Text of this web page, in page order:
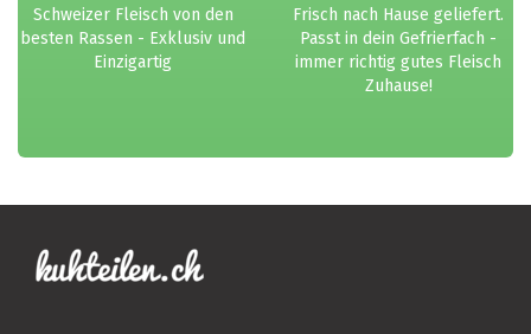
Schweizer Fleisch von den
besten Rassen - Exklusiv und
Einzigartig
Frisch nach Hause geliefert.
Passt in dein Gefrierfach -
immer richtig gutes Fleisch
Zuhause!